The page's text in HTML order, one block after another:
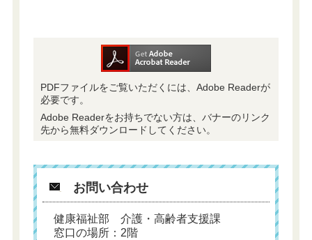
PDFファイルをご覧いただくには、Adobe Readerが
必要です。
Adobe Readerをお持ちでない方は、バナーのリンク
先から無料ダウンロードしてください。
お問い合わせ
健康福祉部 介護・高齢者支援課
窓口の場所：2階